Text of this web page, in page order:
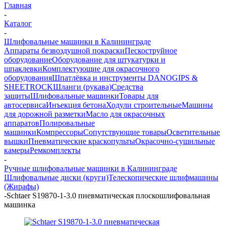
Главная
-
Каталог
-
Шлифовальные машинки в Калининграде
Аппараты безвоздушной покраскиПескоструйное
оборудованиеОборудование для штукатурки и
шпаклевкиКомплектующие для окрасочного
оборудованияШпатлёвка и инструменты DANOGIPS &
SHEETROCKШланги (рукава)Средства
защитыШлифовальные машинкиТовары для
автосервисаИнъекция бетонаХодули строительныеМашины
для дорожной разметкиМасло для окрасочных
аппаратовПолировальные
машинкиКомпрессорыСопутствующие товарыОсветительные
вышкиПневматические краскопультыОкрасочно-сушильные
камерыРемкомплекты
-
Ручные шлифовальные машинки в Калининграде
Шлифовальные диски (круги)Телескопические шлифмашины
(Жирафы)
-Schtaer S19870-1-3.0 пневматическая плоскошлифовальная
машинка